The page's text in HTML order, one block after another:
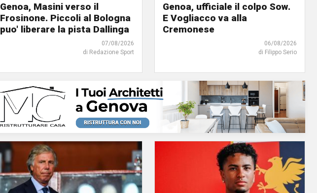
Genoa, Masini verso il
Frosinone. Piccoli al Bologna
puo' liberare la pista Dallinga
07/08/2026
di Redazione Sport
Genoa, ufficiale il colpo Sow.
E Vogliacco va alla
Cremonese
06/08/2026
di Filippo Serio